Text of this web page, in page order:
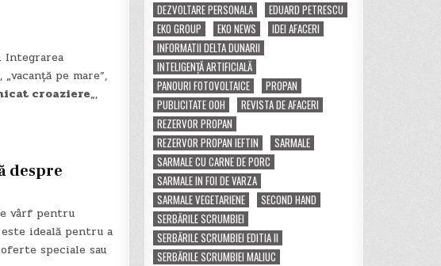
Integrarea
pe mare”,
croaziere„,
despre
vârf pentru
ideală pentru a
speciale sau
DEZVOLTARE PERSONALA
EDUARD PETRESCU
EKO GROUP
EKO NEWS
IDEI AFACERI
INFORMATII DELTA DUNARII
INTELIGENȚĂ ARTIFICIALĂ
PANOURI FOTOVOLTAICE
PROPAN
PUBLICITATE OOH
REVISTA DE AFACERI
REZERVOR PROPAN
REZERVOR PROPAN IEFTIN
SARMALE
SARMALE CU CARNE DE PORC
SARMALE IN FOI DE VARZA
SARMALE VEGETARIENE
SECOND HAND
SERBĂRILE SCRUMBIEI
SERBĂRILE SCRUMBIEI EDITIA II
SERBĂRILE SCRUMBIEI MALIUC